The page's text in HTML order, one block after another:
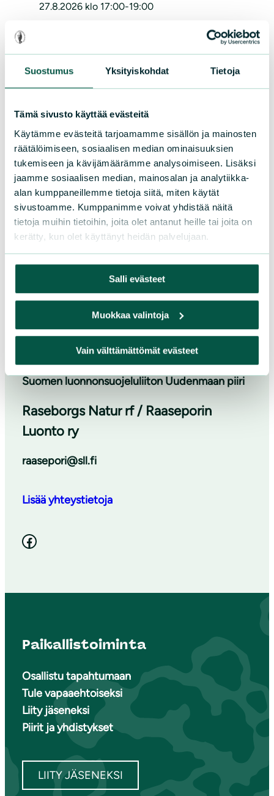
Suostumus Yksityiskohdat Tietoja
Tämä sivusto käyttää evästeitä
Käytämme evästeitä tarjoamamme sisällön ja mainosten
räätälöimiseen, sosiaalisen median ominaisuuksien
tukemiseen ja kävijämäärämme analysoimiseen. Lisäksi
jaamme sosiaalisen median, mainosalan ja analytiikka-
alan kumppaneillemme tietoja siitä, miten käytät
sivustoamme. Kumppanimme voivat yhdistää näitä
tietoja muihin tietoihin, joita olet antanut heille tai joita on
kerätty, kun olet käyttänyt heidän palvelujaan.
Salli evästeet
Muokkaa valintoja
Vain välttämättömät evästeet
27.8.2026 klo 17:00-19:00
Lisätiedot
raasepori@sll.fi
Lisää kalenteriin
Sinun on hyväksyttävä markkinointievästeet
nähdäksesi sisällön
Suomen luonnonsuojeluliiton Uudenmaan piiri
Raseborgs Natur rf / Raaseporin
Luonto ry
raasepori@sll.fi
Lisää yhteystietoja
Facebook
Paikallistoiminta
Osallistu tapahtumaan
Tule vapaaehtoiseksi
Liity jäseneksi
Piirit ja yhdistykset
LIITY JÄSENEKSI